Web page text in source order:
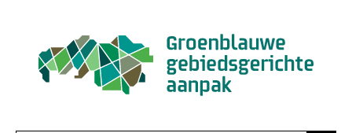
naar
de
inhoud